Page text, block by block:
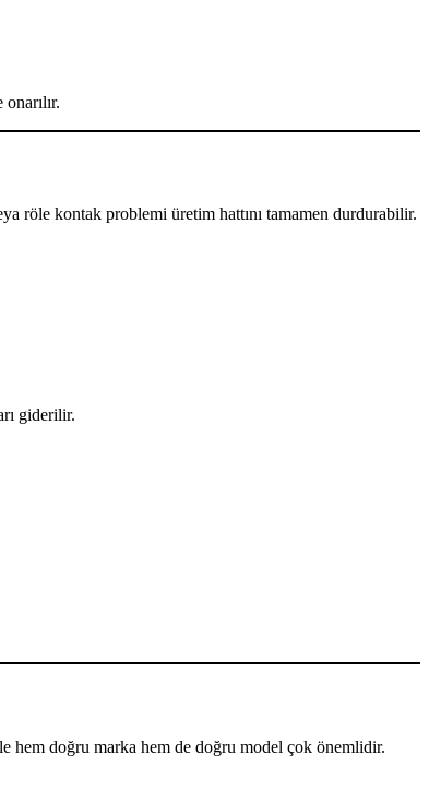
röle kontak problemi üretim hattını tamamen durdurabilir.
giderilir.
hem doğru marka hem de doğru model çok önemlidir.